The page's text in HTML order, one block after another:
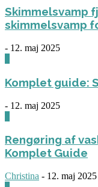
Skimmelsvamp
skimmelsvamp
- 12. maj 2025
Komplet guide:
- 12. maj 2025
Rengøring af
Komplet Guide
Christina - 12. maj 2025